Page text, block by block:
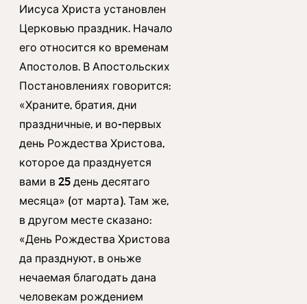
Иисуса Христа установлен
Церковью праздник. Начало
его относится ко временам
Апостолов. В Апостольских
Постановлениях говорится:
«Храните, братия, дни
праздничные, и во-первых
день Рождества Христова,
которое да празднуется
вами в 25 день десятаго
месяца» (от марта). Там же,
в другом месте сказано:
«День Рождества Христова
да празднуют, в оньже
нечаемая благодать дана
человекам рождением